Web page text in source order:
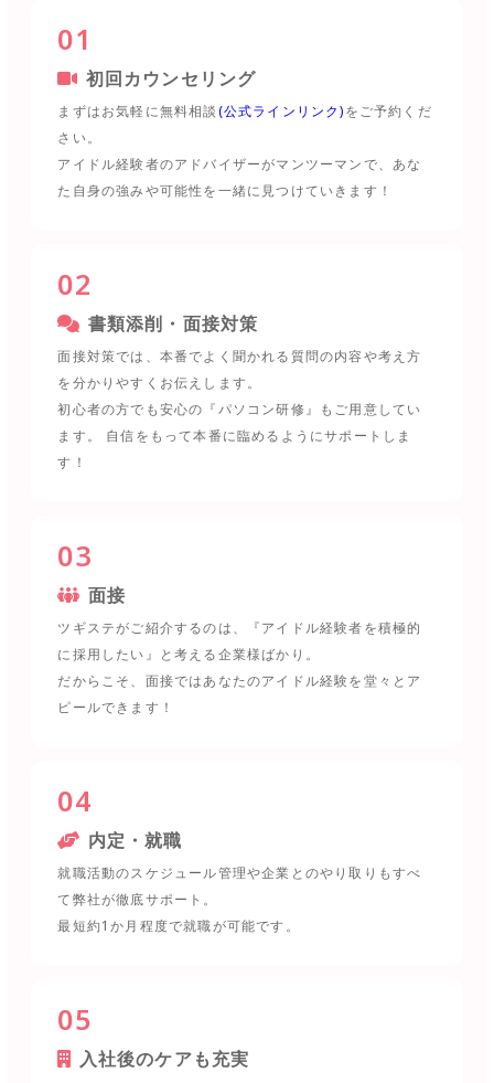
01
初回カウンセリング
まずはお気軽に無料相談(公式ラインリンク)をご予約くだ
さい。
アイドル経験者のアドバイザーがマンツーマンで、あな
た自身の強みや可能性を一緒に見つけていきます！
02
書類添削・面接対策
面接対策では、本番でよく聞かれる質問の内容や考え方
を分かりやすくお伝えします。
初心者の方でも安心の『パソコン研修』もご用意してい
ます。 自信をもって本番に臨めるようにサポートしま
す！
03
面接
ツギステがご紹介するのは、『アイドル経験者を積極的
に採用したい』と考える企業様ばかり。
だからこそ、面接ではあなたのアイドル経験を堂々とア
ピールできます！
04
内定・就職
就職活動のスケジュール管理や企業とのやり取りもすべ
て弊社が徹底サポート。
最短約1か月程度で就職が可能です。
05
入社後のケアも充実